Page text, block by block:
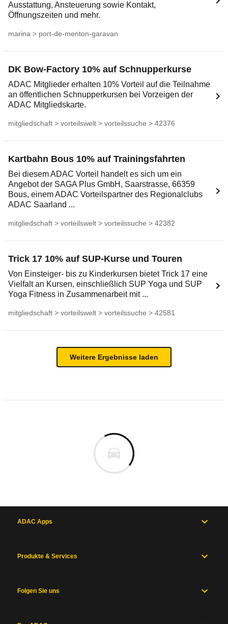
Ausstattung, Ansteuerung sowie Kontakt,
Öffnungszeiten und mehr.
marina > port-de-menton-garavan
DK Bow-Factory 10% auf Schnupperkurse
ADAC Mitglieder erhalten 10% Vorteil auf die Teilnahme
an öffentlichen Schnupperkursen bei Vorzeigen der
ADAC Mitgliedskarte.
mitgliedschaft > vorteilswelt > vorteilssuche > 42376
Kartbahn Bous 10% auf Trainingsfahrten
Bei diesem ADAC Vorteil handelt es sich um ein
Angebot der SAGA Plus GmbH, Saarstrasse, 66359
Bous, einem ADAC Vorteilspartner des Regionalclubs
ADAC Saarland ...
mitgliedschaft > vorteilswelt > vorteilssuche > 42382
Trick 17 10% auf SUP-Kurse und Touren
Von Einsteiger- bis zu Kinderkursen bietet Trick 17 eine
Vielfalt an Kursen, einschließlich SUP Yoga und SUP
Yoga Fitness in Zusammenarbeit mit ...
mitgliedschaft > vorteilswelt > vorteilssuche > 42581
Weitere Ergebnisse laden
ADAC Apps
Produkte & Services
Folgen Sie uns